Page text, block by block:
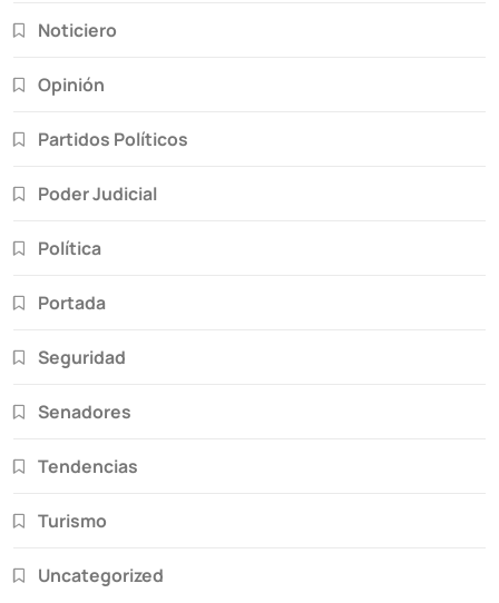
Noticiero
Opinión
Partidos Políticos
Poder Judicial
Política
Portada
Seguridad
Senadores
Tendencias
Turismo
Uncategorized